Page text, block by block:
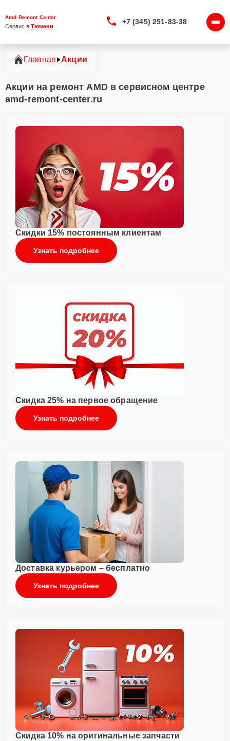
Amd Remont Center
Сервис в Тюмени
+7 (345) 251-83-38
Главная Акции
Акции на ремонт AMD в сервисном центре
amd-remont-center.ru
Скидки 15% постоянным клиентам
Узнать подробнее
Скидка 25% на первое обращение
Узнать подробнее
Доставка курьером – бесплатно
Узнать подробнее
Скидка 10% на оригинальные запчасти